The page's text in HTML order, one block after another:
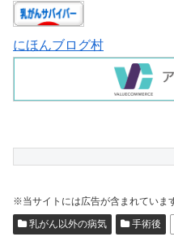
にほんブログ村
※当サイトには広告が含まれていま
乳がん以外の病気
手術後